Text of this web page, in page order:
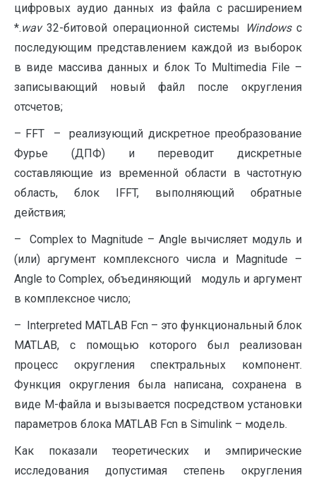
цифровых аудио данных из файла с расширением
*.wav32-битовой операционной системы Windowsс
последующим представлением каждой из выборок
в виде массива данных и блок To Multimedia File –
записывающий новый файл после округления
отсчетов;
– FFT – реализующий дискретное преобразование
Фурье (ДПФ) и переводит дискретные
составляющие из временной области в частотную
область, блок IFFT, выполняющий обратные
действия;
– Complex to Magnitude – Angle вычисляет модуль и
(или) аргумент комплексного числа и Magnitude –
Angle to Complex, объединяющий модуль и аргумент
в комплексное число;
– Interpreted MATLAB Fcn – это функциональный блок
MATLAB, с помощью которого был реализован
процесс округления спектральных компонент.
Функция округления была написана, сохранена в
виде M-файла и вызывается посредством установки
параметров блока MATLAB Fcn в Simulink – модель.
Как показали теоретических и эмпирические
исследования допустимая степень округления